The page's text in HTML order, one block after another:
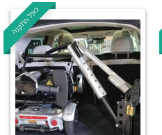
כולל התקנה